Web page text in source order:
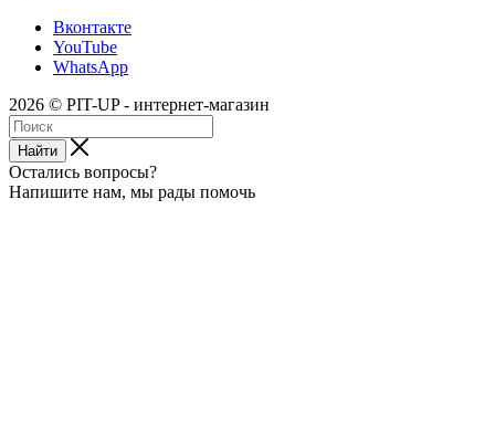
Вконтакте
YouTube
WhatsApp
2026 © PIT-UP - интернет-магазин
Найти
Остались вопросы?
Напишите нам, мы рады помочь